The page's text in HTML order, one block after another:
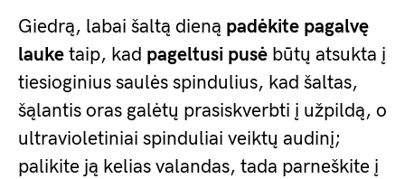
Giedrą, labai šaltą dieną padėkite pagalvę
lauke taip, kad pageltusi pusė būtų atsukta į
tiesioginius saulės spindulius, kad šaltas,
šąlantis oras galėtų prasiskverbti į užpildą, o
ultravioletiniai spinduliai veiktų audinį;
palikite ją kelias valandas, tada parneškite į